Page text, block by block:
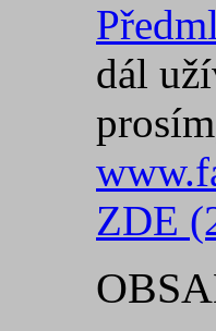
dál
ZDE